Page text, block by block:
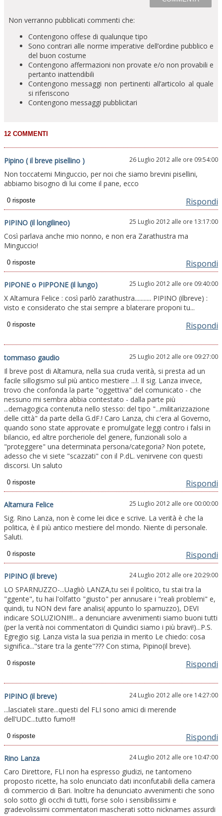
Non verranno pubblicati commenti che:
Contengono offese di qualunque tipo
Sono contrari alle norme imperative dell’ordine pubblico e
del buon costume
Contengono affermazioni non provate e/o non provabili e
pertanto inattendibili
Contengono messaggi non pertinenti all’articolo al quale
si riferiscono
Contengono messaggi pubblicitari
Pipino ( il breve pisellino ) 26 Luglio 2012 alle ore 09:54:00
Non toccatemi Minguccio, per noi che siamo brevini pisellini,
abbiamo bisogno di lui come il pane, ecco
Rispondi
PIPINO (il longilineo) 25 Luglio 2012 alle ore 13:17:00
Così parlava anche mio nonno, e non era Zarathustra ma
Minguccio!
Rispondi
PIPONE o PIPPONE (il lungo) 25 Luglio 2012 alle ore 09:40:00
X Altamura Felice : così parlò zarathustra........... PIPINO (ilbreve) :
visto e considerato che stai sempre a blaterare proponi tu...
Rispondi
tommaso gaudio 25 Luglio 2012 alle ore 09:27:00
Il breve post di Altamura, nella sua cruda verità, si presta ad un
facile sillogismo sul più antico mestiere ...!. Il sig. Lanza invece,
trovo che confonda la parte "oggettiva" del comunicato - che
nessuno mi sembra abbia contestato - dalla parte più
...demagogica contenuta nello stesso: del tipo "...militarizzazione
delle città" da parte della G.dF.! Caro Lanza, chi c'era al Governo,
quando sono state approvate e promulgate leggi contro i falsi in
bilancio, ed altre porcheriole del genere, funzionali solo a
"proteggere" una determinata persona/categoria? Non potete,
adesso che vi siete "scazzati" con il P.dL. venirvene con questi
discorsi. Un saluto
Rispondi
Altamura Felice 25 Luglio 2012 alle ore 00:00:00
Sig. Rino Lanza, non è come lei dice e scrive. La verità è che la
politica, è il più antico mestiere del mondo. Niente di personale.
Saluti.
Rispondi
PIPINO (il breve) 24 Luglio 2012 alle ore 20:29:00
LO SPARNUZZO-...Uagliò LANZA,tu sei il politico, tu stai tra la
"ggente", tu hai l'olfatto "giusto" per annusare i "reali problemi" e,
quindi, tu NON devi fare analisi( appunto lo sparnuzzo), DEVI
indicare SOLUZIONI!!!... a denunciare avvenimenti siamo buoni tutti
(per la verità noi commentatori di Quindici siamo i più bravi!)...P.S.
Egregio sig. Lanza vista la sua perizia in merito Le chiedo: cosa
significa..."stare tra la gente"??? Con stima, Pipino(il breve).
Rispondi
PIPINO (il breve) 24 Luglio 2012 alle ore 14:27:00
...lasciateli stare...questi del FLI sono amici di merende
dell'UDC...tutto fumo!!!
Rispondi
Rino Lanza 24 Luglio 2012 alle ore 10:47:00
Caro Direttore, FLI non ha espresso giudizi, ne tantomeno
proposto ricette, ha solo enunciato dati inconfutabili della camera
di commercio di Bari. Inoltre ha denunciato avvenimenti che sono
solo sotto gli occhi di tutti, forse solo i sensibilissimi e
gradevolissimi commentatori mascherati sotto nicknames assurdi